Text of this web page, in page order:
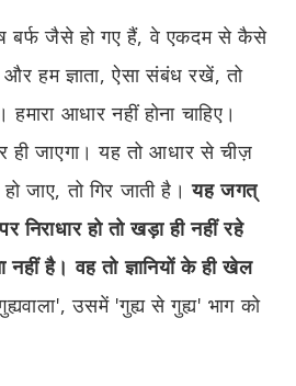
बर्फ जैसे हो गए हैं, वे एकदम से कैसे
हम ज्ञाता, ऐसा संबंध रखें, तो
आधार नहीं होना चाहिए।
ही जाएगा। यह तो आधार से चीज़
जाए, तो गिर जाती है। यह जगत्
हो तो खड़ा ही नहीं रहे
नहीं है। वह तो ज्ञानियों के ही खेल
उसमें 'गुह्य से गुह्य' भाग को